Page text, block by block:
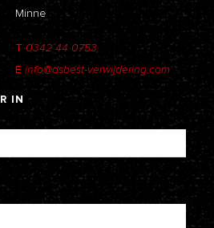
Minne
T 0342 44 0753
E info@asbest-verwijdering.com
IN